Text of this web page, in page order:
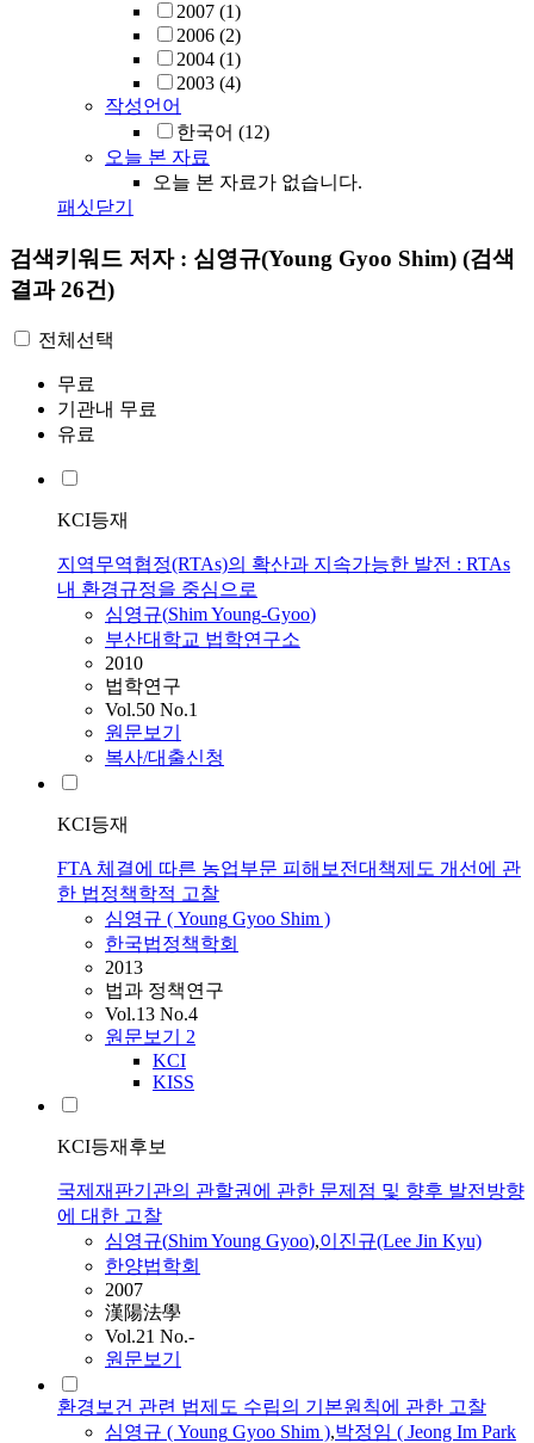
2007 (1)
2006 (2)
2004 (1)
2003 (4)
작성언어
한국어 (12)
오늘 본 자료
오늘 본 자료가 없습니다.
패싯닫기
검색키워드 저자 : 심영규(Young Gyoo Shim) (검색
결과 26건)
전체선택
무료
기관내 무료
유료
KCI등재
지역무역협정(RTAs)의 확산과 지속가능한 발전 : RTAs
내 환경규정을 중심으로
심영규(ShimYoung-Gyoo)
부산대학교 법학연구소
2010
법학연구
Vol.50 No.1
원문보기
복사/대출신청
KCI등재
FTA 체결에 따른 농업부문 피해보전대책제도 개선에 관
한 법정책학적 고찰
심영규 ( Young Gyoo Shim )
한국법정책학회
2013
법과 정책연구
Vol.13 No.4
원문보기 2
KCI
KISS
KCI등재후보
국제재판기관의 관할권에 관한 문제점 및 향후 발전방향
에 대한 고찰
심영규(ShimYoung Gyoo),이진규(Lee Jin Kyu)
한양법학회
2007
漢陽法學
Vol.21 No.-
원문보기
환경보건 관련 법제도 수립의 기본원칙에 관한 고찰
심영규 ( Young Gyoo Shim ),박정임 ( Jeong Im Park